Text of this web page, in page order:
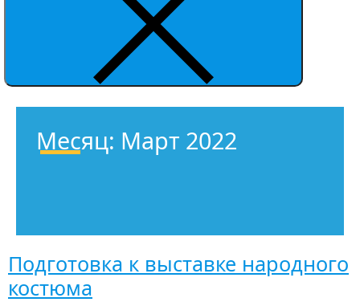
Месяц: Март 2022
Подготовка к выставке народного
костюма